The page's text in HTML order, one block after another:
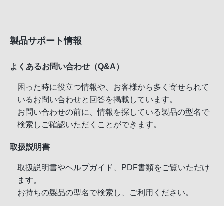
製品サポート情報
よくあるお問い合わせ（Q&A）
困った時に役立つ情報や、お客様から多く寄せられて
いるお問い合わせと回答を掲載しています。
お問い合わせの前に、情報を探している製品の型名で
検索しご確認いただくことができます。
取扱説明書
取扱説明書やヘルプガイド、PDF書類をご覧いただけ
ます。
お持ちの製品の型名で検索し、ご利用ください。